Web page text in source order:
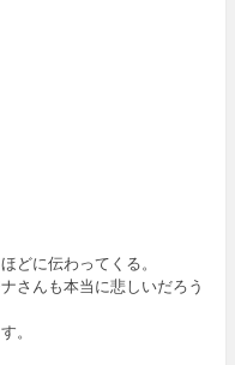
どに伝わってくる。
さんも本当に悲しいだろう
。